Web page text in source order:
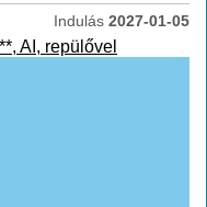
Indulás 2027-01-05